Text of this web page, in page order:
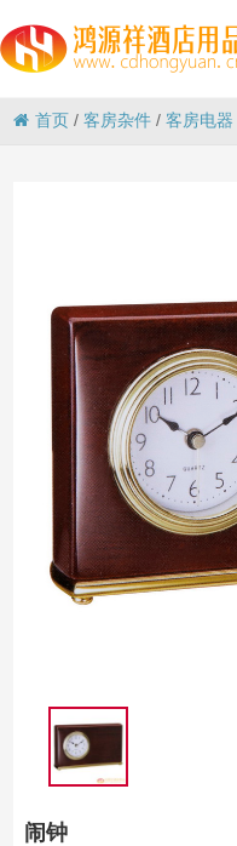
首页 /客房杂件 /客房电器
闹钟